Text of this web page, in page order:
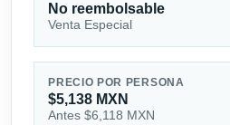
No reembolsable
Venta Especial
PRECIO POR PERSONA
$5,138 MXN
Antes $6,118 MXN